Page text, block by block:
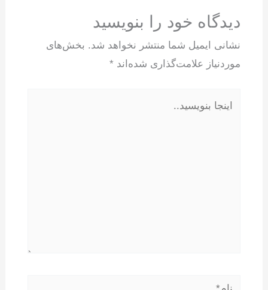
دیدگاه‌ خود را بنویسید
نشانی ایمیل شما منتشر نخواهد شد. بخش‌های
موردنیاز علامت‌گذاری شده‌اند *
نام*